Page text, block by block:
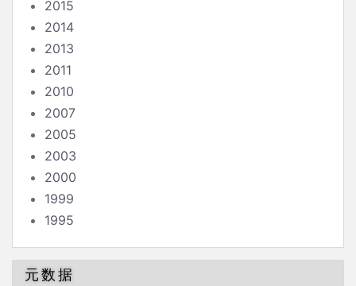
2015
2014
2013
2011
2010
2007
2005
2003
2000
1999
1995
元数据